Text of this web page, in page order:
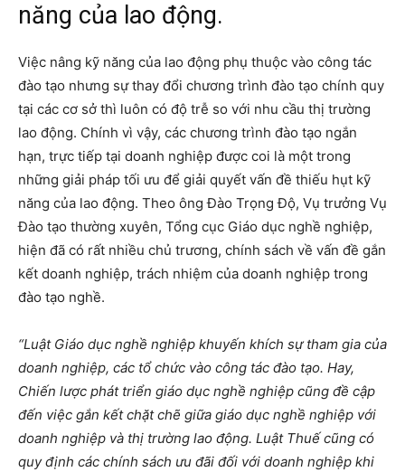
năng của lao động.
Việc nâng kỹ năng của lao động phụ thuộc vào công tác
đào tạo nhưng sự thay đổi chương trình đào tạo chính quy
tại các cơ sở thì luôn có độ trễ so với nhu cầu thị trường
lao động. Chính vì vậy, các chương trình đào tạo ngắn
hạn, trực tiếp tại doanh nghiệp được coi là một trong
những giải pháp tối ưu để giải quyết vấn đề thiếu hụt kỹ
năng của lao động. Theo ông Đào Trọng Độ, Vụ trưởng Vụ
Đào tạo thường xuyên, Tổng cục Giáo dục nghề nghiệp,
hiện đã có rất nhiều chủ trương, chính sách về vấn đề gắn
kết doanh nghiệp, trách nhiệm của doanh nghiệp trong
đào tạo nghề.
“Luật Giáo dục nghề nghiệp khuyến khích sự tham gia của
doanh nghiệp, các tổ chức vào công tác đào tạo. Hay,
Chiến lược phát triển giáo dục nghề nghiệp cũng đề cập
đến việc gắn kết chặt chẽ giữa giáo dục nghề nghiệp với
doanh nghiệp và thị trường lao động. Luật Thuế cũng có
quy định các chính sách ưu đãi đối với doanh nghiệp khi